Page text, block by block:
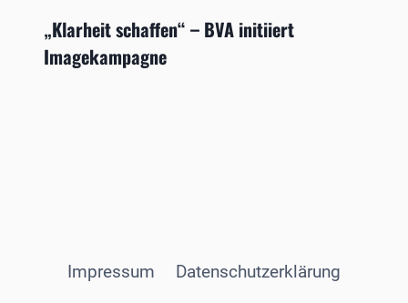
„Klarheit schaffen“ – BVA initiiert
Imagekampagne
Impressum
Datenschutzerklärung